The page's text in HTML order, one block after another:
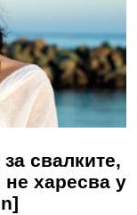
свалките,
харесва у